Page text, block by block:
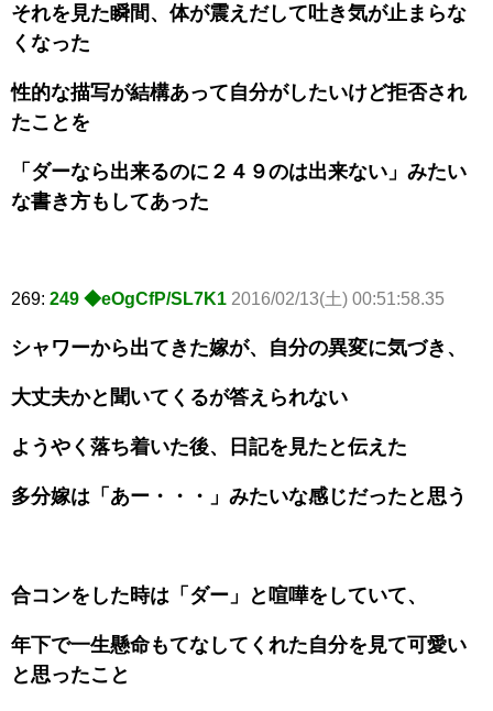
それを見た瞬間、体が震えだして吐き気が止まらな
くなった
性的な描写が結構あって自分がしたいけど拒否され
たことを
「ダーなら出来るのに２４９のは出来ない」みたい
な書き方もしてあった
269: 249 ◆eOgCfP/SL7K1 2016/02/13(土) 00:51:58.35
シャワーから出てきた嫁が、自分の異変に気づき、
大丈夫かと聞いてくるが答えられない
ようやく落ち着いた後、日記を見たと伝えた
多分嫁は「あー・・・」みたいな感じだったと思う
合コンをした時は「ダー」と喧嘩をしていて、
年下で一生懸命もてなしてくれた自分を見て可愛い
と思ったこと